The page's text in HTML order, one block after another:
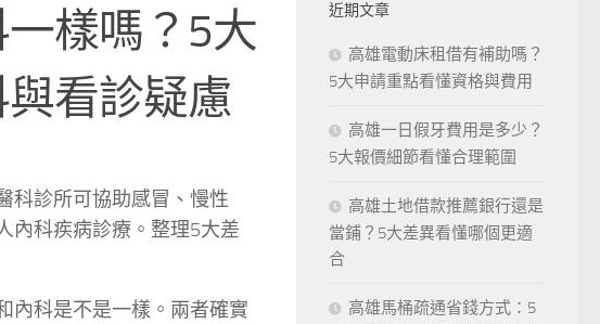
樣嗎？5大
看診疑慮
科診所可協助感冒、慢性
內科疾病診療。整理5大差
內科是不是一樣。兩者確實
近期文章
高雄電動床租借有補助嗎？
5大申請重點看懂資格與費用
高雄一日假牙費用是多少？
5大報價細節看懂合理範圍
高雄土地借款推薦銀行還是
當鋪？5大差異看懂哪個更適
合
高雄馬桶疏通省錢方式：5